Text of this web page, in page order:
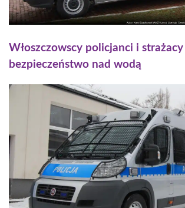
Włoszczowscy policjanci i
bezpieczeństwo nad wodą